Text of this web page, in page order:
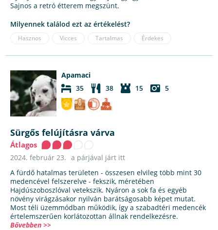
Sajnos a retró étterem megszünt.
Milyennek találod ezt az értékelést?
Hasznos Vicces Tartalmas Érdekes
Apamaci
35
38 15 5
Sürgős felújításra várva
Átlagos
2024. február 23. a párjával járt itt
A fürdő hatalmas területen - összesen elvileg több mint 30
medencével felszerelve - fekszik, méretében
Hajdúszoboszlóval vetekszik. Nyáron a sok fa és egyéb
növény virágzásakor nyilván barátságosabb képet mutat.
Most téli üzemmódban működik, így a szabadtéri medencék
értelemszerűen korlátozottan állnak rendelkezésre.
Bővebben >>